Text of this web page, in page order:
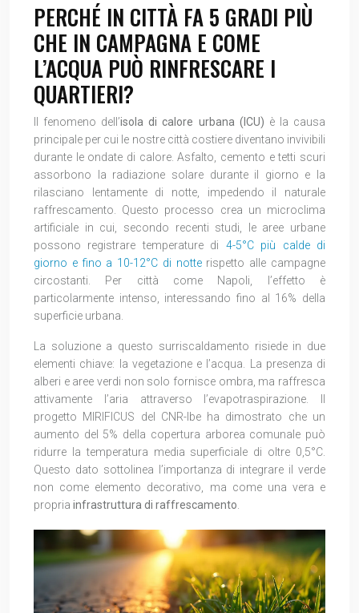
PERCHÉ IN CITTÀ FA 5 GRADI PIÙ
CHE IN CAMPAGNA E COME
L’ACQUA PUÒ RINFRESCARE I
QUARTIERI?
Il fenomeno dell’isola di calore urbana (ICU) è la causa
principale per cui le nostre città costiere diventano invivibili
durante le ondate di calore. Asfalto, cemento e tetti scuri
assorbono la radiazione solare durante il giorno e la
rilasciano lentamente di notte, impedendo il naturale
raffrescamento. Questo processo crea un microclima
artificiale in cui, secondo recenti studi, le aree urbane
possono registrare temperature di 4-5°C più calde di
giorno e fino a 10-12°C di notterispetto alle campagne
circostanti. Per città come Napoli, l’effetto è
particolarmente intenso, interessando fino al 16% della
superficie urbana.
La soluzione a questo surriscaldamento risiede in due
elementi chiave: la vegetazione e l’acqua. La presenza di
alberi e aree verdi non solo fornisce ombra, ma raffresca
attivamente l’aria attraverso l’evapotraspirazione. Il
progetto MIRIFICUS del CNR-Ibe ha dimostrato che un
aumento del 5% della copertura arborea comunale può
ridurre la temperatura media superficiale di oltre 0,5°C.
Questo dato sottolinea l’importanza di integrare il verde
non come elemento decorativo, ma come una vera e
propria infrastruttura di raffrescamento